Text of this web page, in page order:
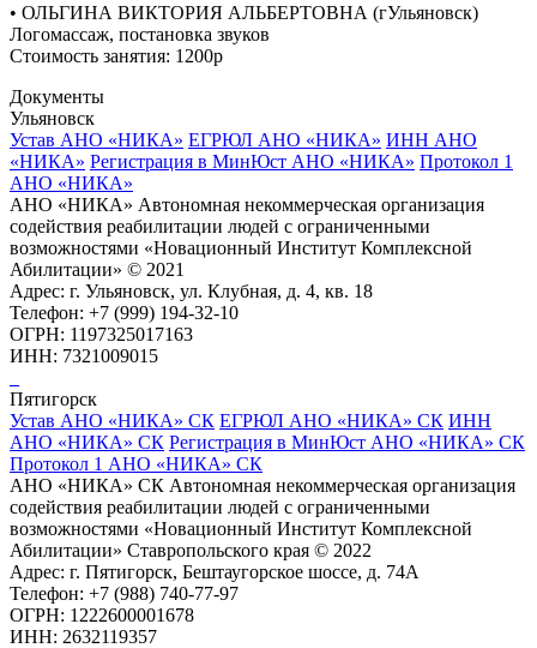
• ОЛЬГИНА ВИКТОРИЯ АЛЬБЕРТОВНА (гУльяновск)
Логомассаж, постановка звуков
Стоимость занятия: 1200р
Документы
Ульяновск
Устав АНО «НИКА» ЕГРЮЛ АНО «НИКА» ИНН АНО
«НИКА» Регистрация в МинЮст АНО «НИКА» Протокол 1
АНО «НИКА»
АНО «НИКА» Автономная некоммерческая организация
содействия реабилитации людей с ограниченными
возможностями «Новационный Институт Комплексной
Абилитации» © 2021
Адрес: г. Ульяновск, ул. Клубная, д. 4, кв. 18
Телефон: +7 (999) 194-32-10
ОГРН: 1197325017163
ИНН: 7321009015
Пятигорск
Устав АНО «НИКА» СК ЕГРЮЛ АНО «НИКА» СК ИНН
АНО «НИКА» СК Регистрация в МинЮст АНО «НИКА» СК
Протокол 1 АНО «НИКА» СК
АНО «НИКА» СК Автономная некоммерческая организация
содействия реабилитации людей с ограниченными
возможностями «Новационный Институт Комплексной
Абилитации» Ставропольского края © 2022
Адрес: г. Пятигорск, Бештаугорское шоссе, д. 74А
Телефон: +7 (988) 740-77-97
ОГРН: 1222600001678
ИНН: 2632119357